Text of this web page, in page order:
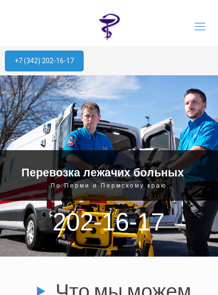
+7 (342) 202-16-17
Перевозка лежачих больных
По Перми и Пермскому краю
202-16-17